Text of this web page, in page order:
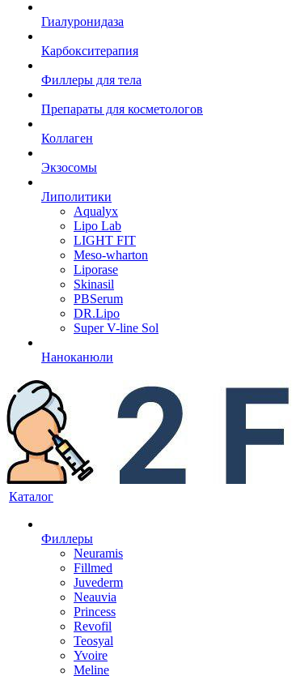
Гиалуронидаза
Карбокситерапия
Филлеры для тела
Препараты для косметологов
Коллаген
Экзосомы
Липолитики
Aqualyx
Lipo Lab
LIGHT FIT
Meso-wharton
Liporase
Skinasil
PBSerum
DR.Lipo
Super V-line Sol
Наноканюли
Каталог
Филлеры
Neuramis
Fillmed
Juvederm
Neauvia
Princess
Revofil
Teosyal
Yvoire
Meline